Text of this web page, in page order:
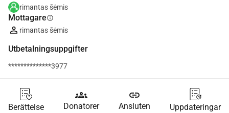
rimantas šėmis
Mottagareinfo
rimantas šėmis
Utbetalningsuppgifter
**************3977
Berättelse
groups
Donatorer
link
Ansluten Uppdateringar